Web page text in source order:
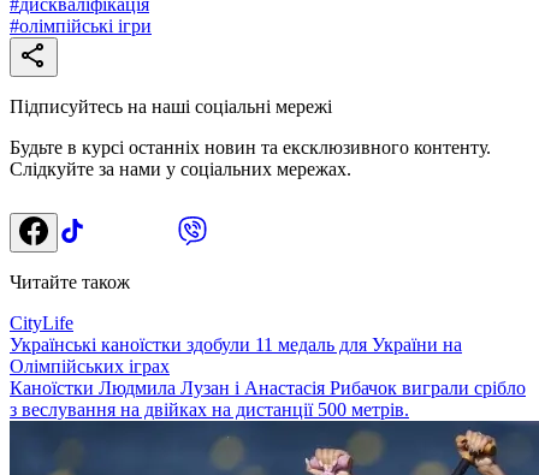
#олімпійські ігри
Підписуйтесь на наші соціальні мережі
Будьте в курсі останніх новин та ексклюзивного контенту.
Слідкуйте за нами у соціальних мережах.
Читайте також
CityLife
Українські каноїстки здобули 11 медаль для України на
Олімпійських іграх
Каноїстки Людмила Лузан і Анастасія Рибачок виграли срібло
з веслування на двійках на дистанції 500 метрів.